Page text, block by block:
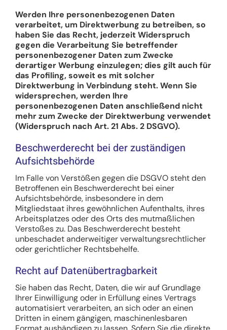
Werden Ihre personenbezogenen Daten
verarbeitet, um Direktwerbung zu betreiben, so
haben Sie das Recht, jederzeit Widerspruch
gegen die Verarbeitung Sie betreffender
personenbezogener Daten zum Zwecke
derartiger Werbung einzulegen; dies gilt auch für
das Profiling, soweit es mit solcher
Direktwerbung in Verbindung steht. Wenn Sie
widersprechen, werden Ihre
personenbezogenen Daten anschließend nicht
mehr zum Zwecke der Direktwerbung verwendet
(Widerspruch nach Art. 21 Abs. 2 DSGVO).
Beschwerderecht bei der zuständigen
Aufsichtsbehörde
Im Falle von Verstößen gegen die DSGVO steht den
Betroffenen ein Beschwerderecht bei einer
Aufsichtsbehörde, insbesondere in dem
Mitgliedstaat ihres gewöhnlichen Aufenthalts, ihres
Arbeitsplatzes oder des Orts des mutmaßlichen
Verstoßes zu. Das Beschwerderecht besteht
unbeschadet anderweitiger verwaltungsrechtlicher
oder gerichtlicher Rechtsbehelfe.
Recht auf Datenübertragbarkeit
Sie haben das Recht, Daten, die wir auf Grundlage
Ihrer Einwilligung oder in Erfüllung eines Vertrags
automatisiert verarbeiten, an sich oder an einen
Dritten in einem gängigen, maschinenlesbaren